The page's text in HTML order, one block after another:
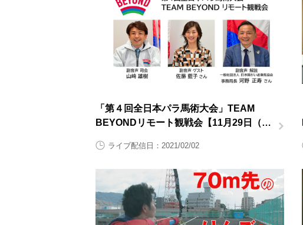
「第４回全日本パラ馬術大会」TEAM
BEYONDリモート観戦会【11月29日（日
ライブ配信日：2021/02/02